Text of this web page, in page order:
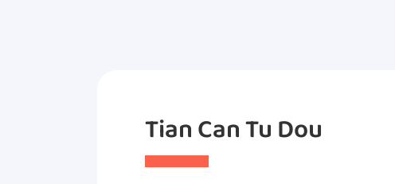
Tian Can Tu Dou